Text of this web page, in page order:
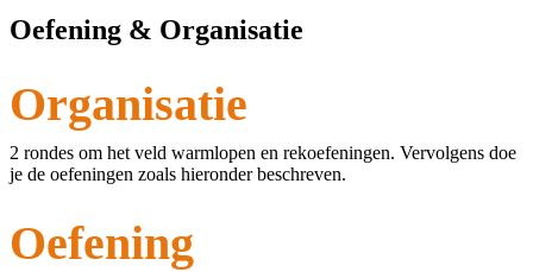
Oefening & Organisatie
Organisatie
2 rondes om het veld warmlopen en rekoefeningen. Vervolgens doe
je de oefeningen zoals hieronder beschreven.
Oefening